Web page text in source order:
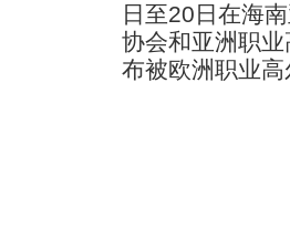
日至20日在海
协会和亚洲职
布被欧洲职业高